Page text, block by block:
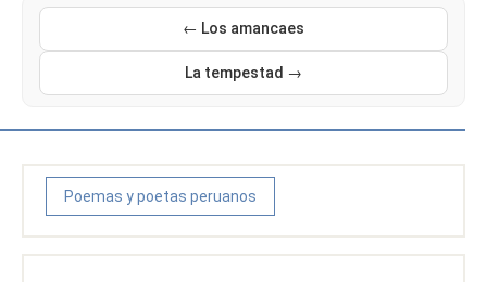
← Los amancaes
La tempestad →
Poemas y poetas peruanos